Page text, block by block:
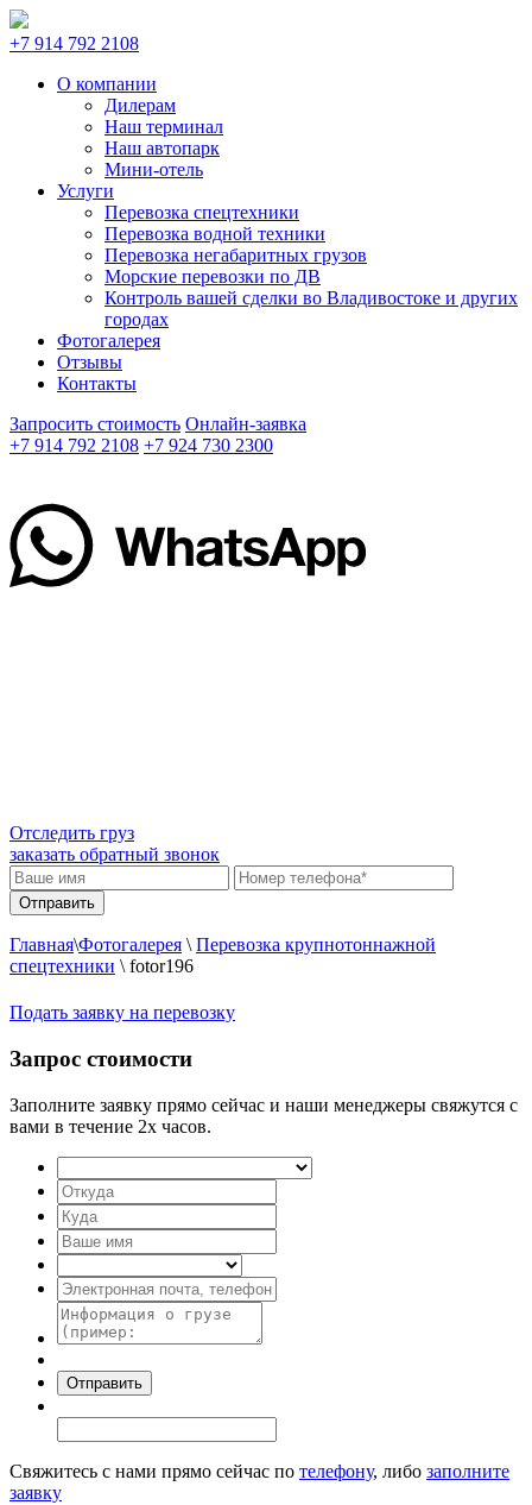
+7 914 792 2108
О компании
Дилерам
Наш терминал
Наш автопарк
Мини-отель
Услуги
Перевозка спецтехники
Перевозка водной техники
Перевозка негабаритных грузов
Морские перевозки по ДВ
Контроль вашей сделки во Владивостоке и других
городах
Фотогалерея
Отзывы
Контакты
Запросить стоимость Онлайн-заявка
+7 914 792 2108 +7 924 730 2300
Отследить груз
заказать обратный звонок
Главная\Фотогалерея \ Перевозка крупнотоннажной
спецтехники \ fotor196
Подать заявку на перевозку
Запрос стоимости
Заполните заявку прямо сейчас и наши менеджеры свяжутся с
вами в течение 2х часов.
Свяжитесь с нами прямо сейчас по телефону, либо заполните
заявку